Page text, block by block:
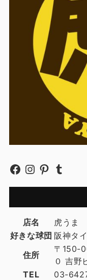
店名
虎うま
好きな球団 阪神タ
住所
〒150-
０ 吉野
TEL
03-